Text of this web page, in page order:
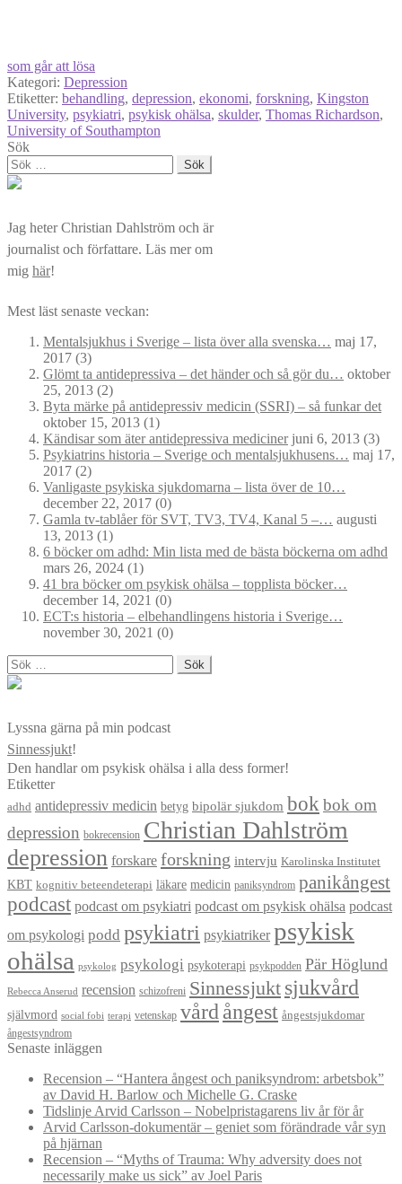
som går att lösa
Kategori: Depression
Etiketter: behandling, depression, ekonomi, forskning, Kingston
University, psykiatri, psykisk ohälsa, skulder, Thomas Richardson,
University of Southampton
Sök
Sök
efter:
Jag heter Christian Dahlström och är
journalist och författare. Läs mer om
mig här!
Mest läst senaste veckan:
Mentalsjukhus i Sverige – lista över alla svenska… maj 17,
2017 (3)
Glömt ta antidepressiva – det händer och så gör du… oktober
25, 2013 (2)
Byta märke på antidepressiv medicin (SSRI) – så funkar det
oktober 15, 2013 (1)
Kändisar som äter antidepressiva medicinerjuni 6, 2013 (3)
Psykiatrins historia – Sverige och mentalsjukhusens… maj 17,
2017 (2)
Vanligaste psykiska sjukdomarna – lista över de 10…
december 22, 2017 (0)
Gamla tv-tablåer för SVT, TV3, TV4, Kanal 5 –… augusti
13, 2013 (1)
6 böcker om adhd: Min lista med de bästa böckerna om adhd
mars 26, 2024 (1)
41 bra böcker om psykisk ohälsa – topplista böcker…
december 14, 2021 (0)
ECT:s historia – elbehandlingens historia i Sverige…
november 30, 2021 (0)
Sök
efter:
Lyssna gärna på min podcast
Sinnessjukt!
Den handlar om psykisk ohälsa i alla dess former!
Etiketter
adhd antidepressiv medicin betyg bipolär sjukdom bokbok om
depression
bokrecension Christian Dahlström
depression forskare forskning intervju Karolinska Institutet
KBT kognitiv beteendeterapi läkare medicin paniksyndrom panikångest
podcast podcast om psykiatri podcast om psykisk ohälsa podcast
om psykologi podd psykiatri psykiatriker psykisk
ohälsa psykolog psykologi psykoterapi psykpodden Pär Höglund
Rebecca Anserud recension schizofreni Sinnessjukt sjukvård
självmord social fobi terapi vetenskap vård ångest ångestsjukdomar
ångestsyndrom
Senaste inläggen
Recension – “Hantera ångest och paniksyndrom: arbetsbok”
av David H. Barlow och Michelle G. Craske
Tidslinje Arvid Carlsson – Nobelpristagarens liv år för år
Arvid Carlsson-dokumentär – geniet som förändrade vår syn
på hjärnan
Recension – “Myths of Trauma: Why adversity does not
necessarily make us sick” av Joel Paris